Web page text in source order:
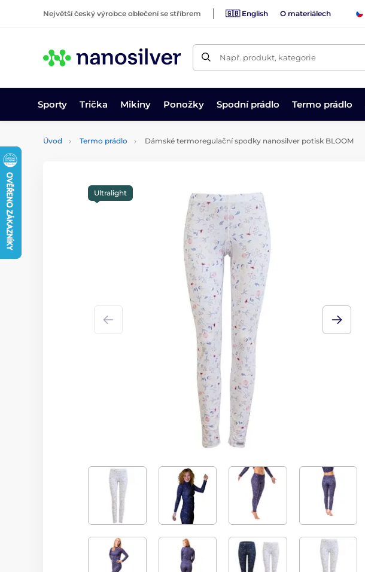
Největší český výrobce oblečení se stříbrem 🇬🇧 English O materiálech
Např. produkt, kategorie
Sporty Trička Mikiny Ponožky Spodní prádlo Termo prádlo
Úvod Termo prádlo Dámské termoregulační spodky nanosilver potisk BLOOM
Ultralight